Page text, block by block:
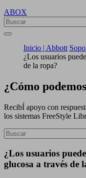
ABOX
Inicio | Abbott
¿Los usuarios
de la ropa?
¿Cómo
RecibÍ apoyo con
los sistemas FreeStyle
¿Los usuarios
glucosa a través de